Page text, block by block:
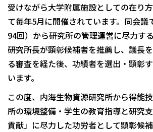
受けながら大学附属施設としての在り
て毎年5月に開催されています。同会議
94回）から研究所の管理運営に尽力す
研究所長が顕彰候補者を推薦し、議長
る審査を経た後、功績者を選出・顕彰
います。
この度、内海生物資源研究所から得能
所の環境整備・学生の教育指導と研究
貢献」に尽力した功労者として顕彰候